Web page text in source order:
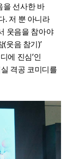
을 선사한 바
. 저 뿐 아니라
웃음을 참아야
(웃음 참기)’
에 진심’인
격공 코미디를